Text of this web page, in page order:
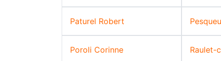
Paturel Robert
Poroli Corinne Raulet-